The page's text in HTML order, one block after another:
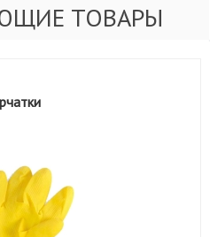
ТОВАРЫ